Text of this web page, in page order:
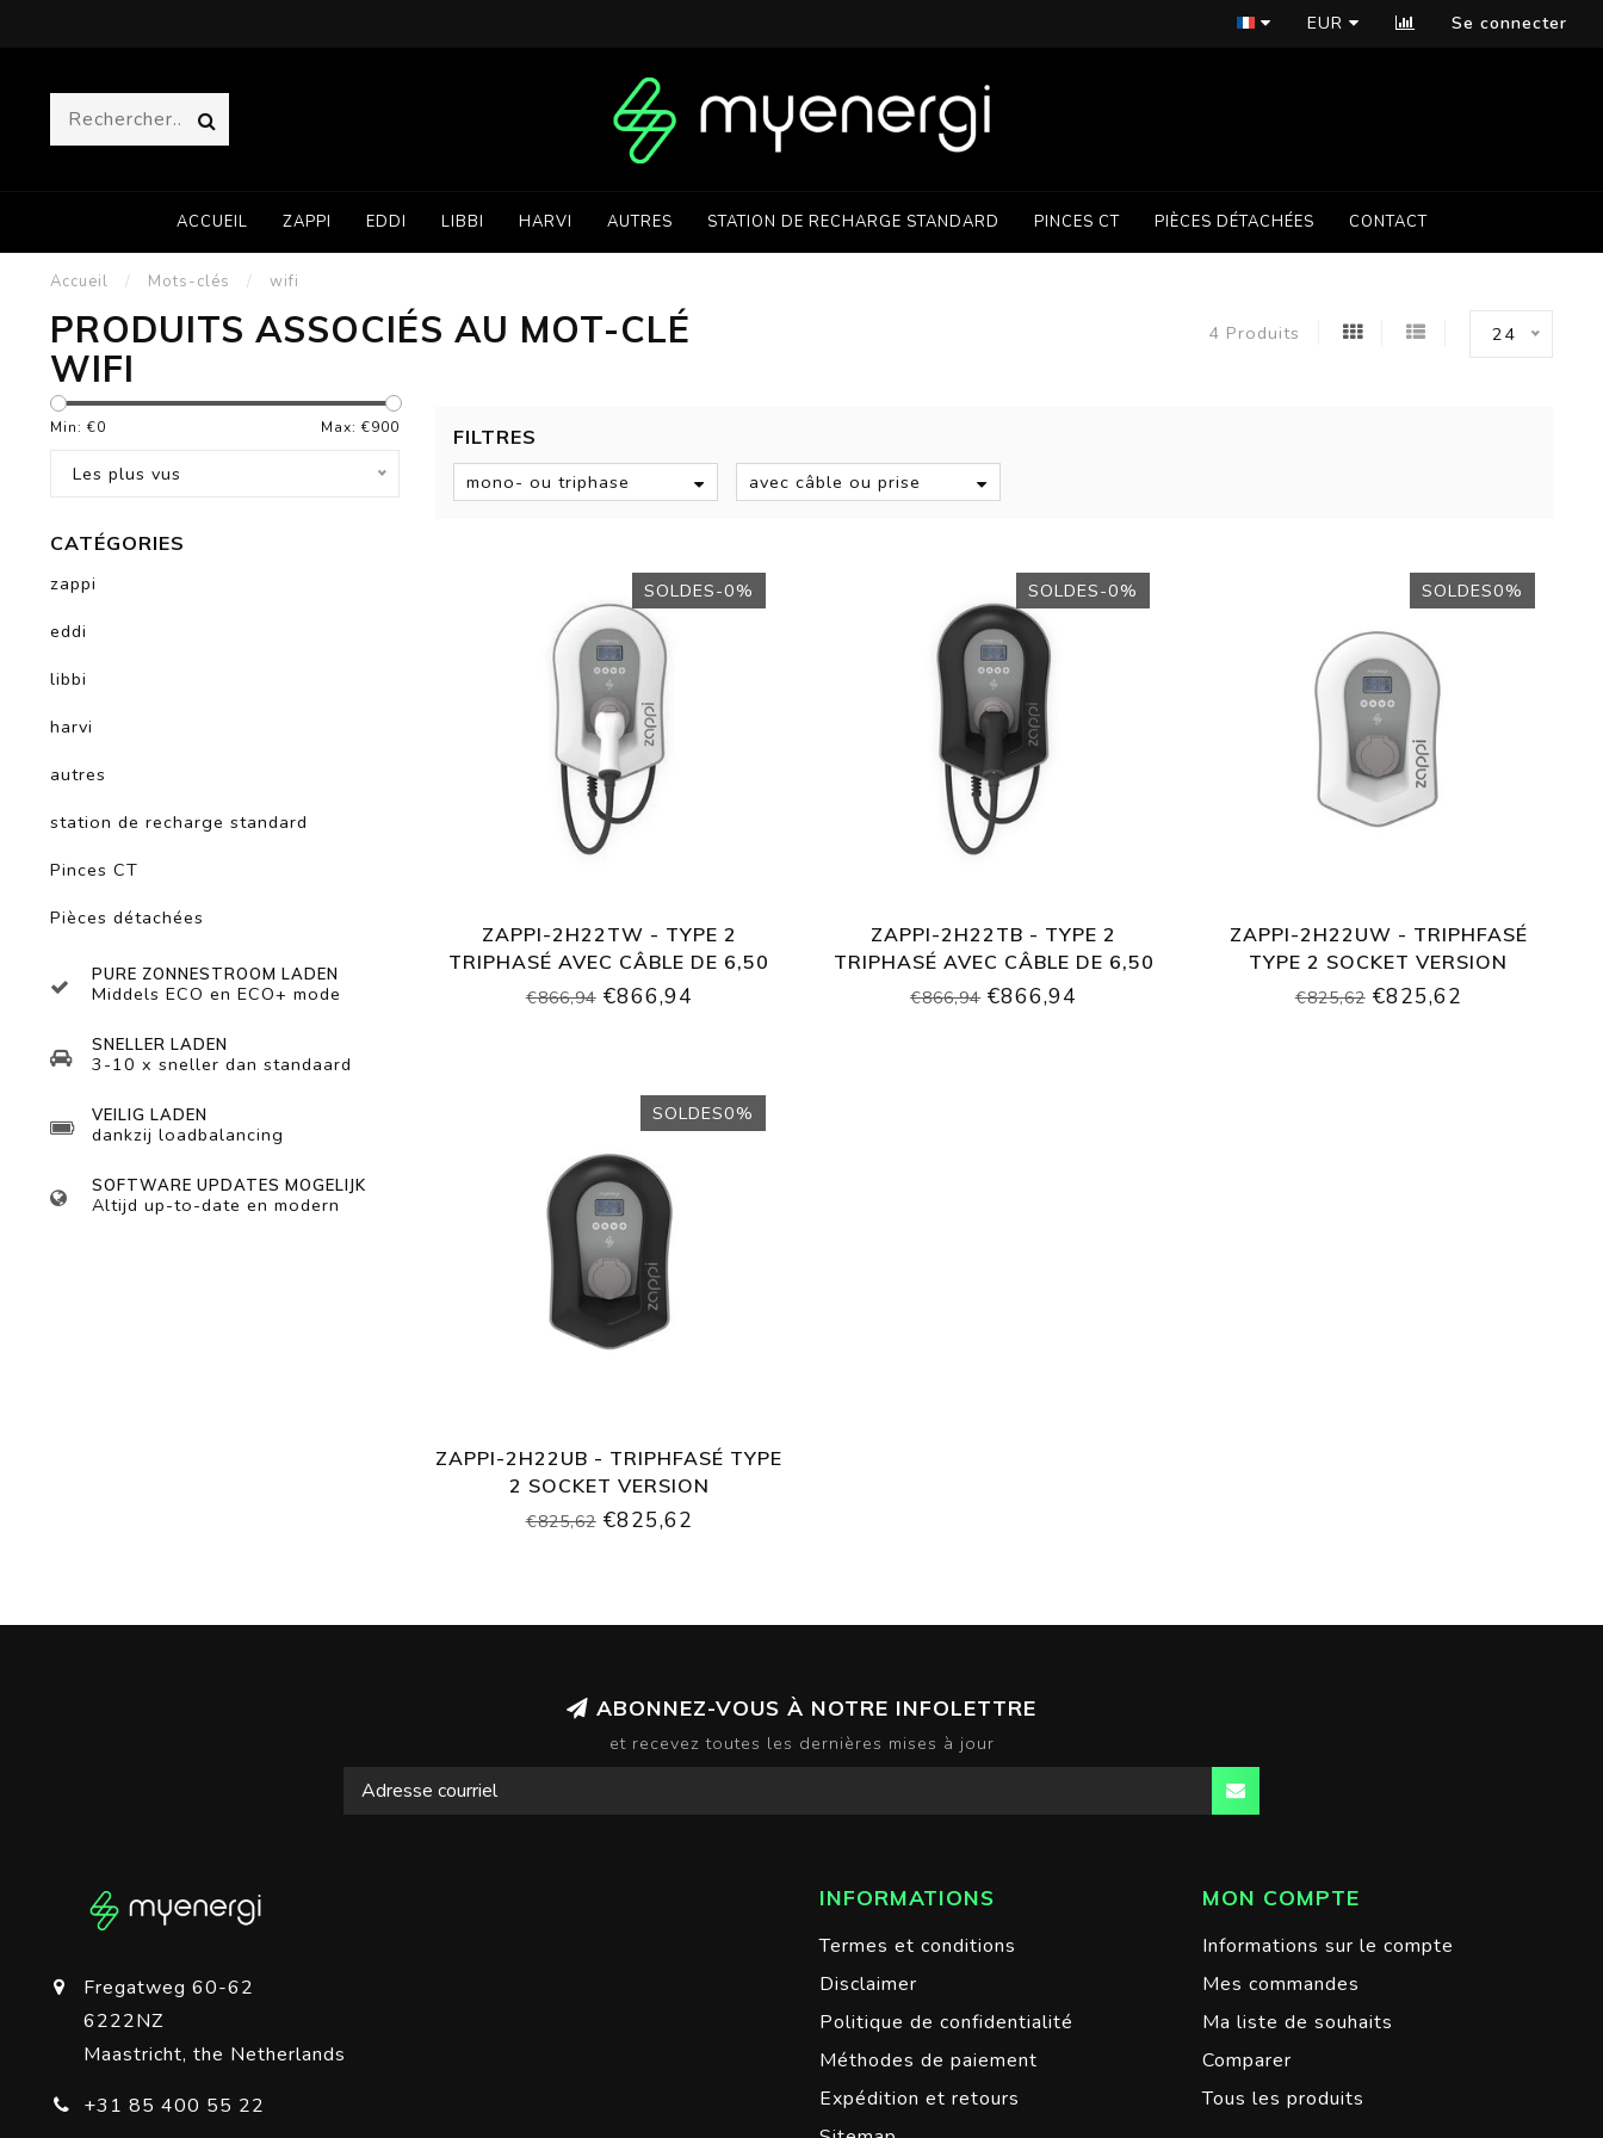
EUR Se connecter
ACCUEIL ZAPPI EDDI LIBBI HARVI AUTRES STATION DE RECHARGE STANDARD PINCES CT PIÈCES DÉTACHÉES CONTACT
Accueil / Mots-clés / wifi
PRODUITS ASSOCIÉS AU MOT-CLÉ
WIFI
4 Produits 24
Min: €0 Max: €900
Les plus vus
CATÉGORIES
zappi
eddi
libbi
harvi
autres
station de recharge standard
Pinces CT
Pièces détachées
PURE ZONNESTROOM LADEN
Middels ECO en ECO+ mode
SNELLER LADEN
3-10 x sneller dan standaard
VEILIG LADEN
dankzij loadbalancing
SOFTWARE UPDATES MOGELIJK
Altijd up-to-date en modern
FILTRES
mono- ou triphase
avec câble ou prise
SOLDES-0%
ZAPPI-2H22TW - TYPE 2
TRIPHASÉ AVEC CÂBLE DE 6,50
MÈTRES
€866,94€866,94
SOLDES-0%
ZAPPI-2H22TB - TYPE 2
TRIPHASÉ AVEC CÂBLE DE 6,50
MÈTRES
€866,94€866,94
SOLDES0%
ZAPPI-2H22UW - TRIPHFASÉ
TYPE 2 SOCKET VERSION
€825,62€825,62
SOLDES0%
ZAPPI-2H22UB - TRIPHFASÉ TYPE
2 SOCKET VERSION
€825,62€825,62
ABONNEZ-VOUS À NOTRE INFOLETTRE
et recevez toutes les dernières mises à jour
Fregatweg 60-62
6222NZ
Maastricht, the Netherlands
+31 85 400 55 22
INFORMATIONS
Termes et conditions
Disclaimer
Politique de confidentialité
Méthodes de paiement
Expédition et retours
MON COMPTE
Informations sur le compte
Mes commandes
Ma liste de souhaits
Comparer
Tous les produits